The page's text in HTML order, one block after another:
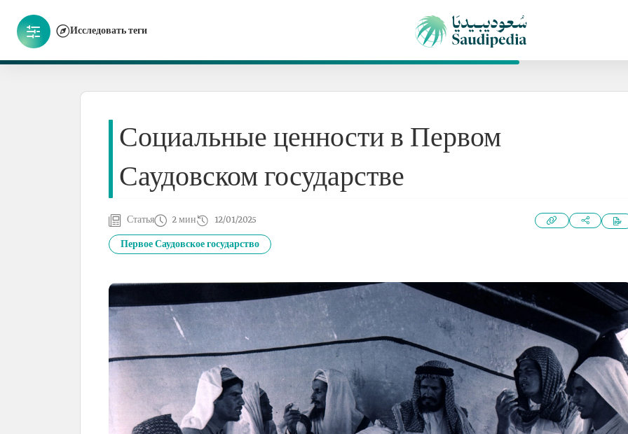
Исследовать теги
Социальные ценности в Первом
Саудовском государстве
Статья 2 мин 12/01/2025
Первое Саудовское государство